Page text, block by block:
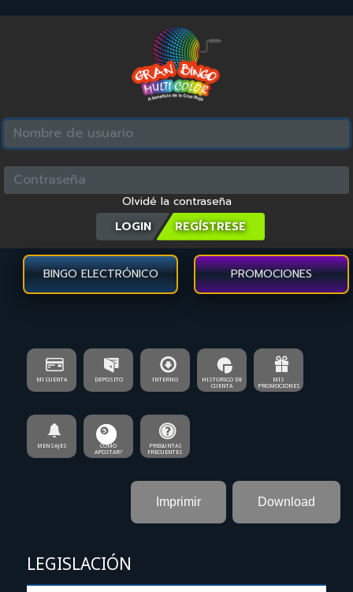
Olvidé la contraseña
LOGIN
BINGO ELECTRÓNICO PROMOCIONES
MI CUENTA DEPOSITO INTERNO
HISTORICO DE
CUENTA
MIS
PROMOCIONES
MENSAJES
COMO
APOSTAR?
PREGUNTAS
FRECUENTES
Imprimir Download
LEGISLACIÓN